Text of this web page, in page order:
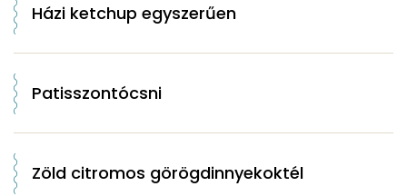
Házi ketchup egyszerűen
Patisszontócsni
Zöld citromos görögdinnyekoktél